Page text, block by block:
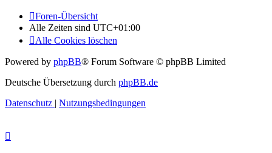
Foren-Übersicht
Alle Zeiten sind UTC+01:00
Alle Cookies löschen
Powered by phpBB® Forum Software © phpBB Limited
Deutsche Übersetzung durch phpBB.de
Datenschutz | Nutzungsbedingungen